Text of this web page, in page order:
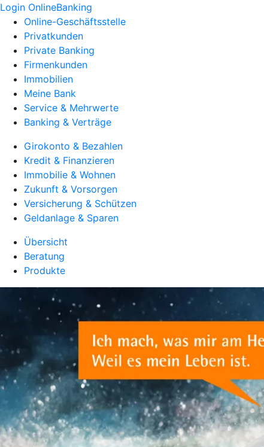
Login OnlineBanking
Online-Geschäftsstelle
Privatkunden
Private Banking
Firmenkunden
Immobilien
Meine Bank
Service & Mehrwerte
Banking & Verträge
Girokonto & Bezahlen
Kredit & Finanzieren
Immobilie & Wohnen
Zukunft & Vorsorgen
Versicherung & Schützen
Geldanlage & Sparen
Übersicht
Beratung
Produkte